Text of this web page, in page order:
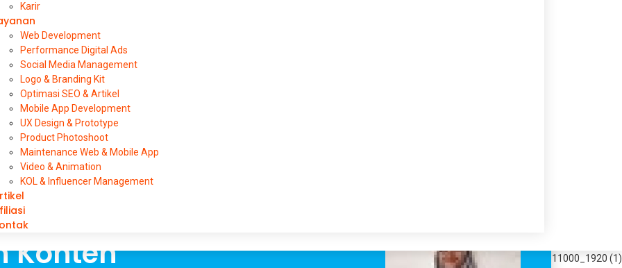
Karir
Web Development
Performance Digital Ads
Social Media Management
Logo & Branding Kit
Optimasi SEO & Artikel
Mobile App Development
UX Design & Prototype
Product Photoshoot
Maintenance Web & Mobile App
Video & Animation
KOL & Influencer Management
SEO Untuk
Konten